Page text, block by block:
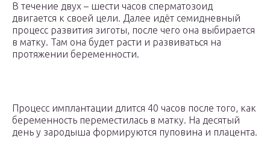
В течение двух – шести часов сперматозоид
двигается к своей цели. Далее идёт семидневный
процесс развития зиготы, после чего она выбирается
в матку. Там она будет расти и развиваться на
протяжении беременности.
Процесс имплантации длится 40 часов после того, как
беременность переместилась в матку. На десятый
день у зародыша формируются пуповина и плацента.